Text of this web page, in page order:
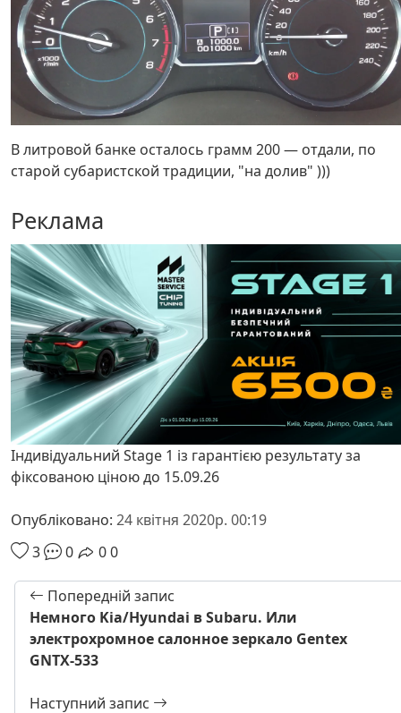
В литровой банке осталось грамм 200 — отдали, по
старой субаристской традиции, "на долив" )))
Реклама
Індивідуальний Stage 1 із гарантією результату за
фіксованою ціною до 15.09.26
Опубліковано: 24 квітня 2020р. 00:19
3
0 00
Попередній запис
Немного Kia/Hyundai в Subaru. Или
электрохромное салонное зеркало Gentex
GNTX-533
Наступний запис